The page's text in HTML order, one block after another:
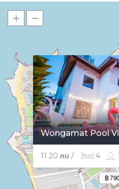
฿
Wongamat Pool
11 20 คน / 4